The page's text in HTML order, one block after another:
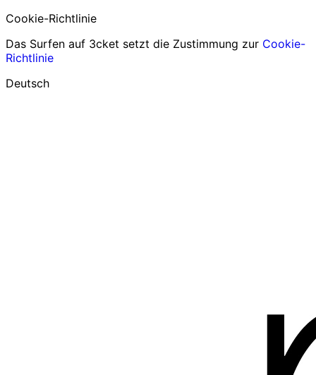
Cookie-Richtlinie
Das Surfen auf 3cket setzt die Zustimmung zur Cookie-
Richtlinie
Deutsch